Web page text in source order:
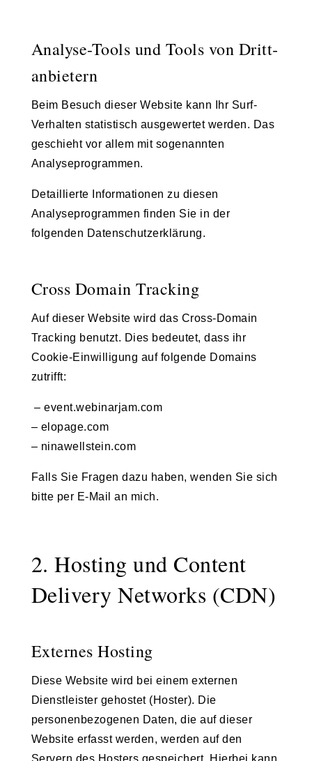
Analyse-Tools und Tools von Dritt­
anbietern
Beim Besuch dieser Website kann Ihr Surf-
Verhalten statistisch ausgewertet werden. Das
geschieht vor allem mit sogenannten
Analyseprogrammen.
Detaillierte Informationen zu diesen
Analyseprogrammen finden Sie in der
folgenden Datenschutzerklärung.
Cross Domain Tracking
Auf dieser Website wird das Cross-Domain
Tracking benutzt. Dies bedeutet, dass ihr
Cookie-Einwilligung auf folgende Domains
zutrifft:
– event.webinarjam.com
– elopage.com
– ninawellstein.com
Falls Sie Fragen dazu haben, wenden Sie sich
bitte per E-Mail an mich.
2. Hosting und Content
Delivery Networks (CDN)
Externes Hosting
Diese Website wird bei einem externen
Dienstleister gehostet (Hoster). Die
personenbezogenen Daten, die auf dieser
Website erfasst werden, werden auf den
Servern des Hosters gespeichert. Hierbei kann